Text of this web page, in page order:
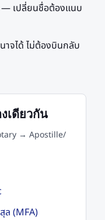
— เปลี่ยนชื่อต้องแนบ
าจได้ ไม่ต้องบินกลับ
เดียวกัน
→ Apostille/
ล (MFA)